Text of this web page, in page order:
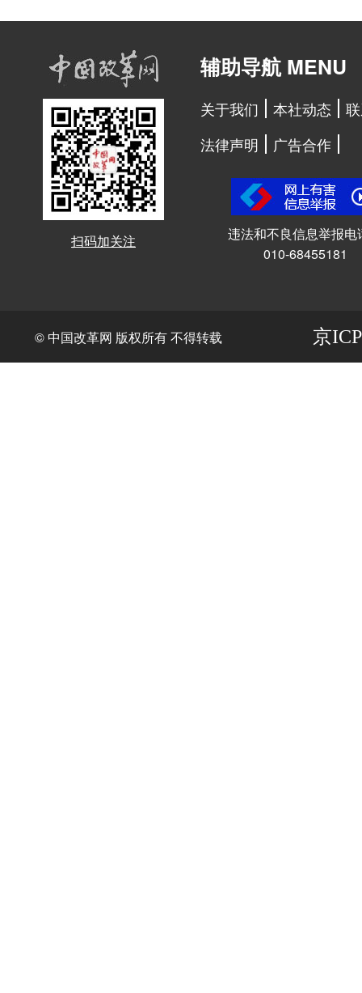
扫码加关注
辅助导航 MENU
关于我们 本社动态
法律声明
广告合作
违法和不良信息举报电
010-68455181
© 中国改革网 版权所有 不得转载 京